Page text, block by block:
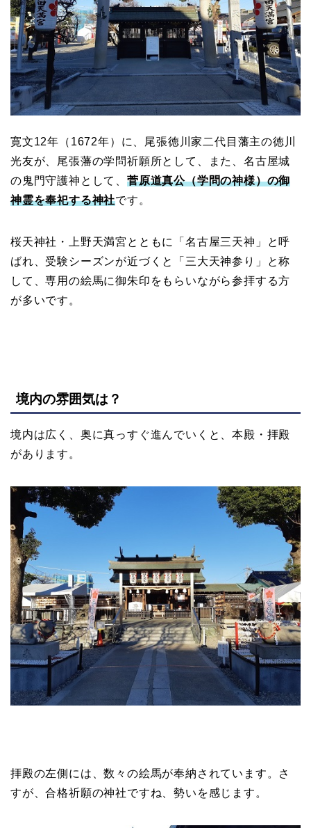
寛文12年（1672年）に、尾張徳川家二代目藩主の徳川
光友が、尾張藩の学問祈願所として、また、名古屋城
の鬼門守護神として、 菅原道真公（学問の神様）の御
神霊を奉祀する神社です。
桜天神社・上野天満宮とともに「名古屋三天神」と呼
ばれ、受験シーズンが近づくと「三大天神参り」と称
して、専用の絵馬に御朱印をもらいながら参拝する方
が多いです。
境内の雰囲気は？
境内は広く、奥に真っすぐ進んでいくと、本殿・拝殿
があります。
拝殿の左側には、数々の絵馬が奉納されています。さ
すが、合格祈願の神社ですね、勢いを感じます。